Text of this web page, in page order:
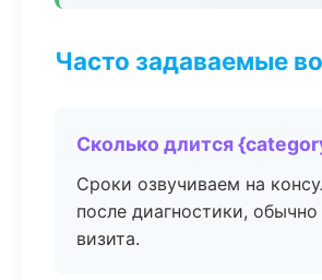
Часто задаваемые
Сколько длится
Сроки озвучиваем на
после диагностики, обычно
визита.